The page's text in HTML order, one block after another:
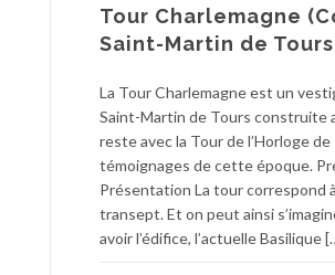
Tour Charlemagne
Saint-Martin de
La Tour Charlemagne est un
Saint-Martin de Tours construite
reste avec la Tour de l’Horloge
témoignages de cette époque.
Présentation La tour correspond
transept. Et on peut ainsi
avoir l’édifice, l’actuelle Basilique